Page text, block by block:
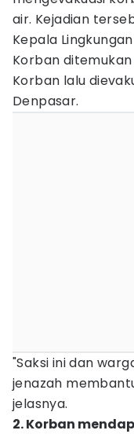
air. Kejadian
Kepala
Korban
Korban lalu
Denpasar.
"Saksi ini dan
jenazah
jelasnya.
2. Korban